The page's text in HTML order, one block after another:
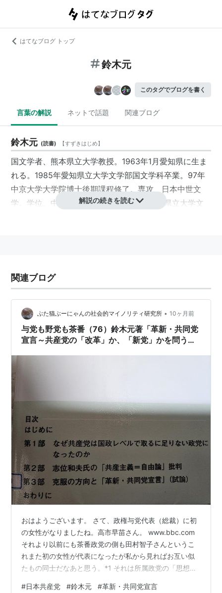
はてなブログ トップ
鈴木元
このタグでブログを書く
言葉の解説 ネットで話題 関連ブログ
鈴木元 (読書) 【すずきはじめ】
国文学者、熊本県立大学教授。1963年1月愛知県に生ま
れる。1985年愛知県立大学文学部国文学科卒業。97年
中京大学大学院博士後期課程修了。専攻、日本中世文
学。学位、中京大学文学博士。1998年熊本県立大学文
『室町の歌学と連歌』新典社研究叢書 1997
『つける 連歌作法閑談』新典社新書 2012
共編
『文学史の古今和歌集』森正人共編 和泉書院 2007
和泉選書
解説の続きを読む
関連ブログ
ぶた猫ぶーにゃんの社会的マイノリティ研究所 • 10ヶ月前
与党も野党も茶番（76）鈴木元著「革新・共同党
宣言～共産党の「改革」か、「新党」かを問う」
おはようございます。 さて、政権与党代表（総裁）に初
の女性がなりましたね。高市早苗さん。 www.bbc.com
それより以前にも茶番政党の側も田村智子さんというこ
れまた初の女性が代表になったが私から見ればお互い似
たもの同士だなあと思う。*1 それは所属政党の「思想」
#日本共産党 #鈴木元 #革新・共同党宣言